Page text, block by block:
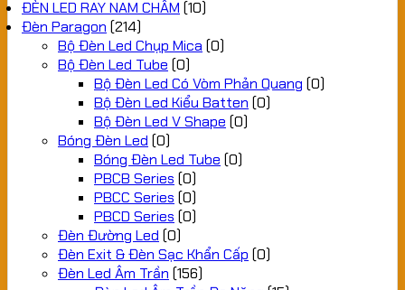
ĐÈN LED RAY NAM CHÂM (10)
Đèn Paragon (214)
Bộ Đèn Led Chụp Mica (0)
Bộ Đèn Led Tube (0)
Bộ Đèn Led Có Vòm Phản Quang (0)
Bộ Đèn Led Kiểu Batten (0)
Bộ Đèn Led V Shape (0)
Bóng Đèn Led (0)
Bóng Đèn Led Tube (0)
PBCB Series (0)
PBCC Series (0)
PBCD Series (0)
Đèn Đường Led (0)
Đèn Exit & Đèn Sạc Khẩn Cấp (0)
Đèn Led Âm Trần (156)